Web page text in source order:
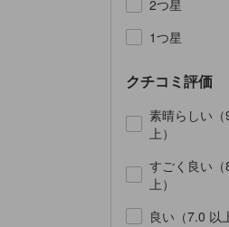
2つ星
1つ星
クチコミ評価
素晴らしい（
上）
すごく良い（
上）
良い（7.0 以